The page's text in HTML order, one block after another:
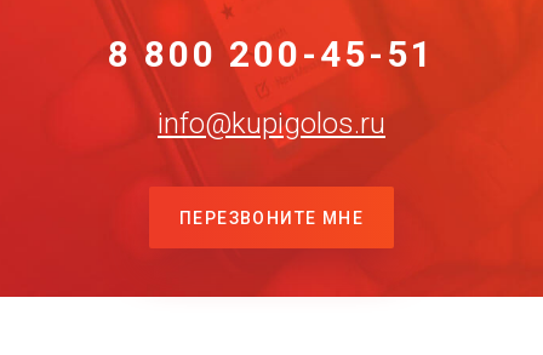
8 800 200-45-51
info@kupigolos.ru
ПЕРЕЗВОНИТЕ МНЕ